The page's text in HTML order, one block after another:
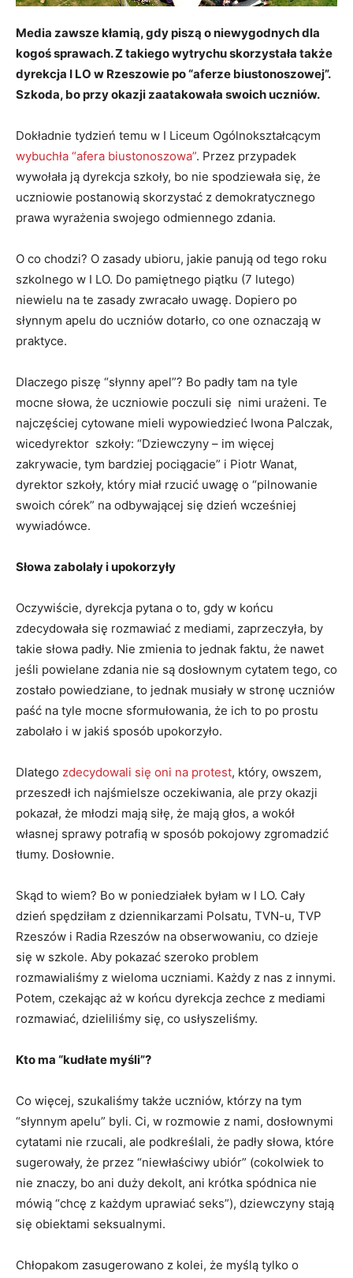
Media zawsze kłamią, gdy piszą o niewygodnych dla
kogoś sprawach. Z takiego wytrychu skorzystała także
dyrekcja I LO w Rzeszowie po “aferze biustonoszowej”.
Szkoda, bo przy okazji zaatakowała swoich uczniów.
Dokładnie tydzień temu w I Liceum Ogólnokształcącym
wybuchła “afera biustonoszowa”. Przez przypadek
wywołała ją dyrekcja szkoły, bo nie spodziewała się, że
uczniowie postanowią skorzystać z demokratycznego
prawa wyrażenia swojego odmiennego zdania.
O co chodzi? O zasady ubioru, jakie panują od tego roku
szkolnego w I LO. Do pamiętnego piątku (7 lutego)
niewielu na te zasady zwracało uwagę. Dopiero po
słynnym apelu do uczniów dotarło, co one oznaczają w
praktyce.
Dlaczego piszę “słynny apel”? Bo padły tam na tyle
mocne słowa, że uczniowie poczuli się nimi urażeni. Te
najczęściej cytowane mieli wypowiedzieć Iwona Palczak,
wicedyrektor szkoły: “Dziewczyny – im więcej
zakrywacie, tym bardziej pociągacie” i Piotr Wanat,
dyrektor szkoły, który miał rzucić uwagę o “pilnowanie
swoich córek” na odbywającej się dzień wcześniej
wywiadówce.
Słowa zabolały i upokorzyły
Oczywiście, dyrekcja pytana o to, gdy w końcu
zdecydowała się rozmawiać z mediami, zaprzeczyła, by
takie słowa padły. Nie zmienia to jednak faktu, że nawet
jeśli powielane zdania nie są dosłownym cytatem tego, co
zostało powiedziane, to jednak musiały w stronę uczniów
paść na tyle mocne sformułowania, że ich to po prostu
zabolało i w jakiś sposób upokorzyło.
Dlatego zdecydowali się oni na protest, który, owszem,
przeszedł ich najśmielsze oczekiwania, ale przy okazji
pokazał, że młodzi mają siłę, że mają głos, a wokół
własnej sprawy potrafią w sposób pokojowy zgromadzić
tłumy. Dosłownie.
Skąd to wiem? Bo w poniedziałek byłam w I LO. Cały
dzień spędziłam z dziennikarzami Polsatu, TVN-u, TVP
Rzeszów i Radia Rzeszów na obserwowaniu, co dzieje
się w szkole. Aby pokazać szeroko problem
rozmawialiśmy z wieloma uczniami. Każdy z nas z innymi.
Potem, czekając aż w końcu dyrekcja zechce z mediami
rozmawiać, dzieliliśmy się, co usłyszeliśmy.
Kto ma “kudłate myśli”?
Co więcej, szukaliśmy także uczniów, którzy na tym
“słynnym apelu” byli. Ci, w rozmowie z nami, dosłownymi
cytatami nie rzucali, ale podkreślali, że padły słowa, które
sugerowały, że przez “niewłaściwy ubiór” (cokolwiek to
nie znaczy, bo ani duży dekolt, ani krótka spódnica nie
mówią “chcę z każdym uprawiać seks”), dziewczyny stają
się obiektami seksualnymi.
Chłopakom zasugerowano z kolei, że myślą tylko o